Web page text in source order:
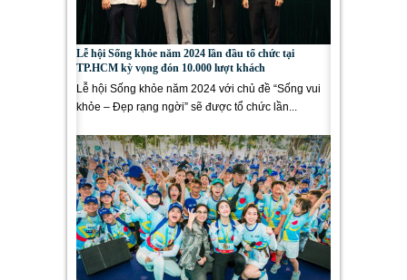
Lễ hội Sống khỏe năm 2024 lần đầu tổ chức tại
TP.HCM kỳ vọng đón 10.000 lượt khách
Lễ hội Sống khỏe năm 2024 với chủ đề “Sống vui
khỏe – Đẹp rạng ngời” sẽ được tổ chức lần...